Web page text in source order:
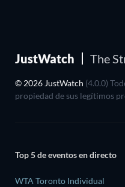
JustWatch The
© 2026 JustWatch (4.0.0)
propiedad de sus legítimos
Top 5 de eventos en directo
WTA Toronto Individual